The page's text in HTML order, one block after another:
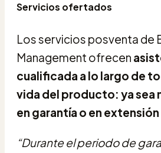
Servicios ofertados
Los servicios posventa de
Management ofrecen
cualificada a lo largo de
vida del producto: ya sea
en garantía o en
“Durante el periodo de